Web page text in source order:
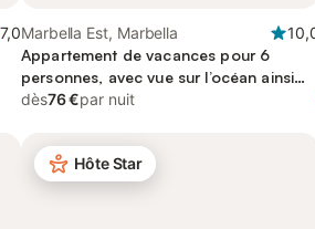
7,0Marbella Est, Marbella
Appartement de vacances pour 6
personnes, avec vue sur l’océan ainsi
que terrasse et piscine
dès76 €par nuit
Hôte Star